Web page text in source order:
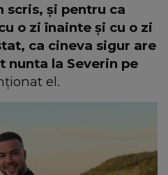
scris, și pentru ca
o zi înainte și cu o zi
ca cineva sigur are
nunta la Severin pe
el.